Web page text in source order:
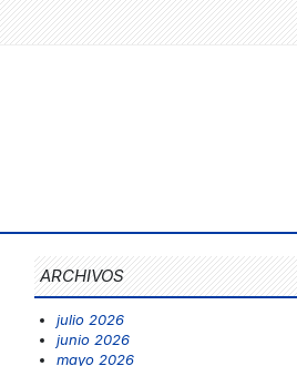
ARCHIVOS
julio 2026
junio 2026
mayo 2026